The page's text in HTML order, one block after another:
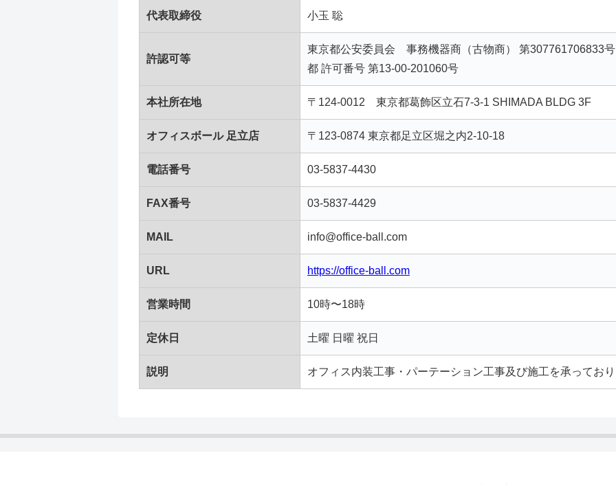
代表取締役 小玉 聡
許認可等
東京都公安委員会 事務機器商（古物商） 第307761706833
都 許可番号 第13-00-201060号
本社所在地 〒124-0012 東京都葛飾区立石7-3-1 SHIMADA BLDG 3F
オフィスボール 足立店 〒123-0874 東京都足立区堀之内2-10-18
電話番号 03-5837-4430
FAX番号 03-5837-4429
MAIL info@office-ball.com
URL https://office-ball.com
営業時間 10時〜18時
定休日 土曜 日曜 祝日
説明 オフィス内装工事・パーテーション工事及び施工を承ってお